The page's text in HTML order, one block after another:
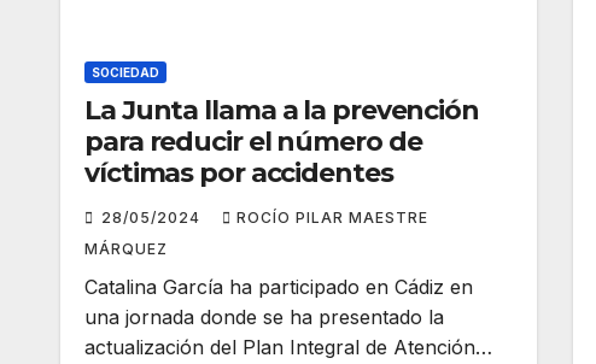
SOCIEDAD
La Junta llama a la prevención
para reducir el número de
víctimas por accidentes
28/05/2024
ROCÍO PILAR MAESTRE
MÁRQUEZ
Catalina García ha participado en Cádiz en
una jornada donde se ha presentado la
actualización del Plan Integral de Atención…